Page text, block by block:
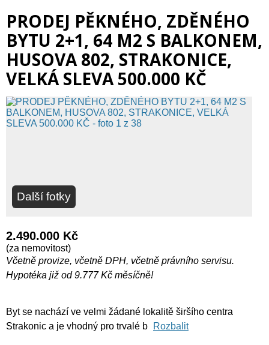
PRODEJ PĚKNÉHO, ZDĚNÉHO
BYTU 2+1, 64 M2 S BALKONEM,
HUSOVA 802, STRAKONICE,
VELKÁ SLEVA 500.000 KČ
Další fotky
2.490.000 Kč
(za nemovitost)
Včetně provize, včetně DPH, včetně právního servisu.
Hypotéka již od 9.777 Kč měsíčně!
Byt se nachází ve velmi žádané lokalitě širšího centra
Strakonic a je vhodný pro trvalé b
Rozbalit